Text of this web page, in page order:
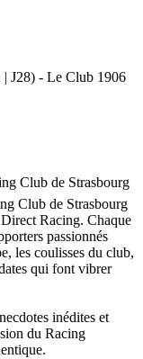
| J28) - Le Club 1906
Club de Strasbourg
Club de Strasbourg
Racing. Chaque
passionnés
les coulisses du club,
qui font vibrer
inédites et
du Racing